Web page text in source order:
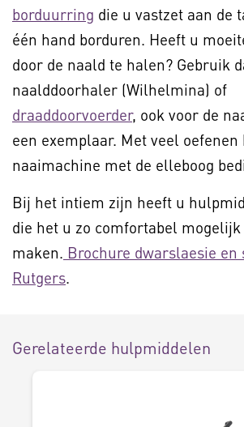
borduurring die u vastzet aan de
één hand borduren. Heeft u
door de naald te halen? Gebruik
naalddoorhaler (Wilhelmina) of
draaddoorvoerder, ook voor de
een exemplaar. Met veel
naaimachine met de elleboog
Bij het intiem zijn heeft u
die het u zo comfortabel mogelijk
maken. Brochure dwarslaesie en
Rutgers.
Gerelateerde hulpmiddelen